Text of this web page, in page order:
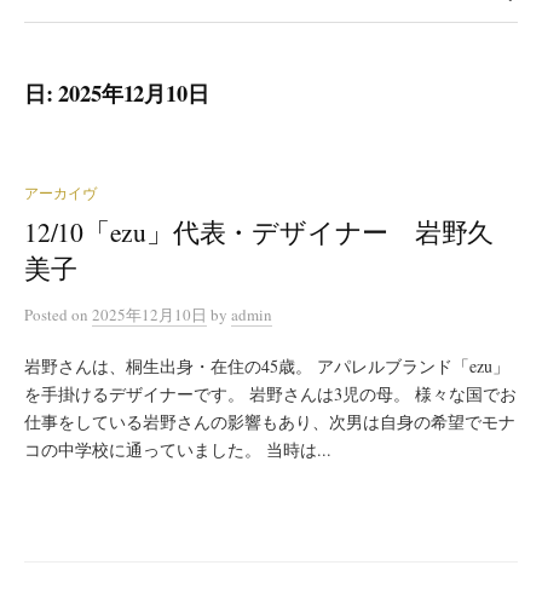
日:2025年12月10日
アーカイヴ
12/10「ezu」代表・デザイナー 岩野久
美子
Posted on 2025年12月10日 by admin
岩野さんは、桐生出身・在住の45歳。 アパレルブランド「ezu」
を手掛けるデザイナーです。 岩野さんは3児の母。 様々な国でお
仕事をしている岩野さんの影響もあり、次男は自身の希望でモナ
コの中学校に通っていました。 当時は...